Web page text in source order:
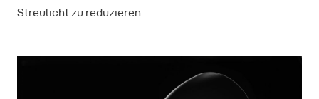
Streulicht zu reduzieren.